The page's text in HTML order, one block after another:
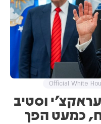
מידע על תאריך החזרה
של נושאת המטוסים
לארה״ב, אך ללא הצלחה
הצי של ארה״ב הבהיר
כי הצבא האמריקני נערך
למזה״ת נושאת מטוסים
נוספת, USS Roosevelt, כדי להקל
הצוות של נושאת המטוסים
וסטיב
כמעט הפך